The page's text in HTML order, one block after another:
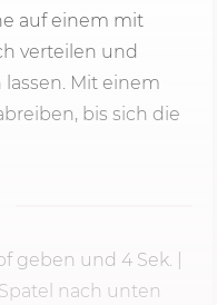
auf einem mit
verteilen und
Mit einem
bis sich die
geben und 4 Sek.
nach unten